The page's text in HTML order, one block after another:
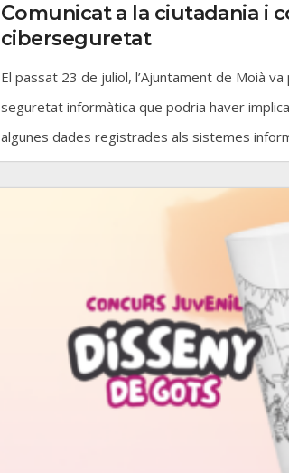
Comunicat a la ciutadania i
ciberseguretat
El passat 23 de juliol, l’Ajuntament de Moià
seguretat informàtica que podria haver
algunes dades registrades als sistemes